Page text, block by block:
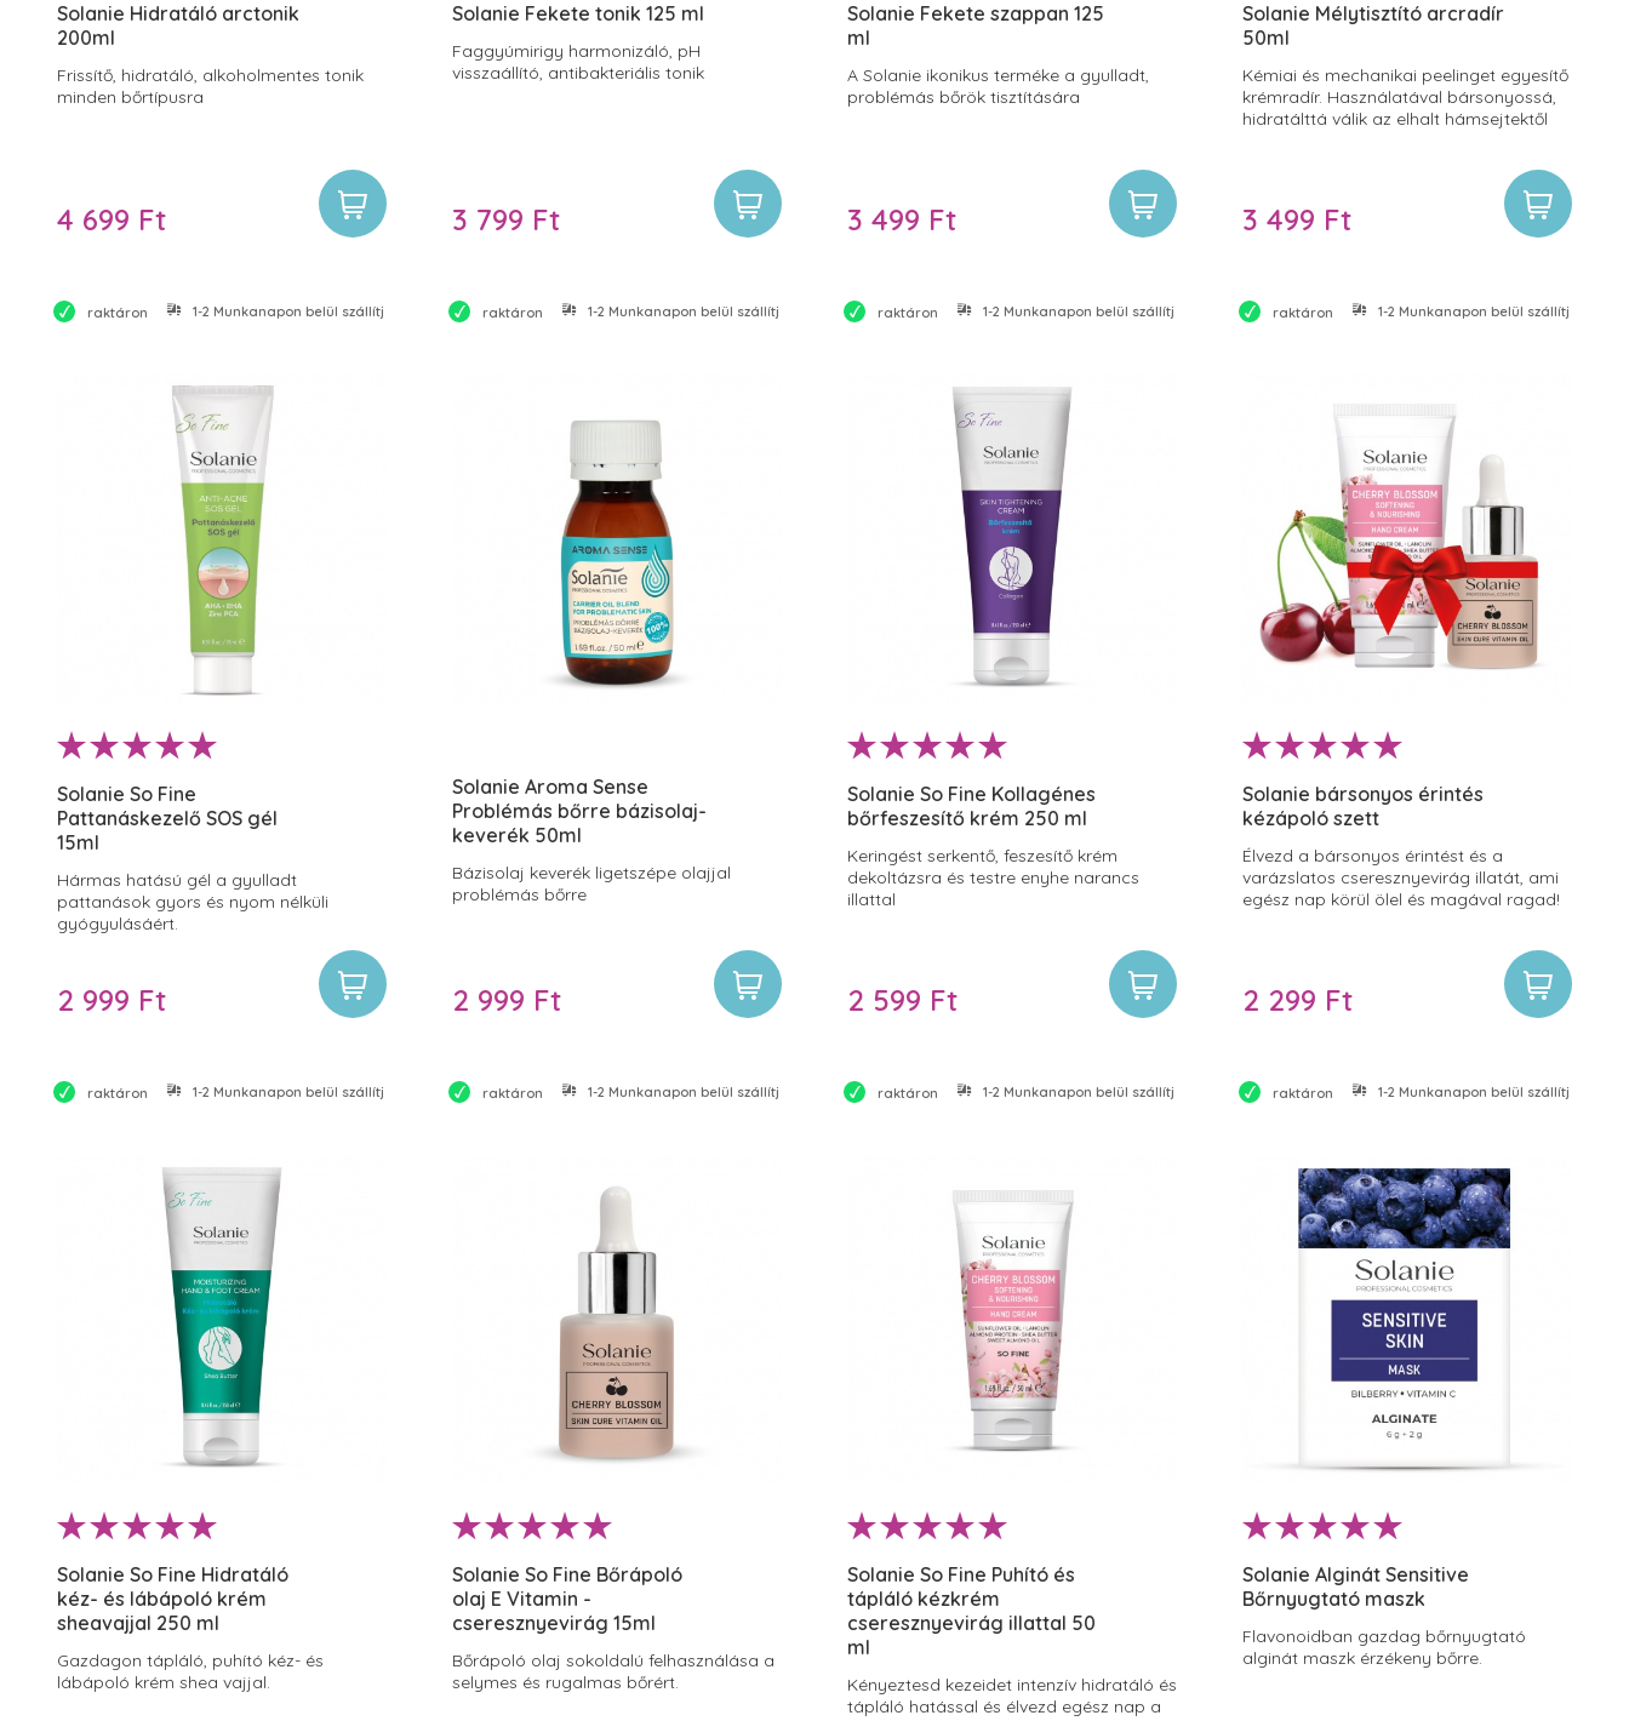
Solanie Hidratáló arctonik
200ml
Frissítő, hidratáló, alkoholmentes tonik
minden bőrtípusra
4 699 Ft
Solanie Fekete tonik 125 ml
Faggyúmirigy harmonizáló, pH
visszaállító, antibakteriális tonik
3 799 Ft
Solanie Fekete szappan 125
ml
A Solanie ikonikus terméke a gyulladt,
problémás bőrök tisztítására
3 499 Ft
Solanie Mélytisztító arcradír
50ml
Kémiai és mechanikai peelinget egyesítő
krémradír. Használatával bársonyossá,
hidratálttá válik az elhalt hámsejtektől
3 499 Ft
raktáron 1-2 Munkanapon belül szállítjuk
Solanie So Fine
Pattanáskezelő SOS gél
15ml
Hármas hatású gél a gyulladt
pattanások gyors és nyom nélküli
gyógyulásáért.
2 999 Ft
raktáron 1-2 Munkanapon belül szállítjuk
Solanie Aroma Sense
Problémás bőrre bázisolaj-
keverék 50ml
Bázisolaj keverék ligetszépe olajjal
problémás bőrre
2 999 Ft
raktáron 1-2 Munkanapon belül szállítjuk
Solanie So Fine Kollagénes
bőrfeszesítő krém 250 ml
Keringést serkentő, feszesítő krém
dekoltázsra és testre enyhe narancs
illattal
2 599 Ft
raktáron 1-2 Munkanapon belül szállítjuk
Solanie bársonyos érintés
kézápoló szett
Élvezd a bársonyos érintést és a
varázslatos cseresznyevirág illatát, ami
egész nap körül ölel és magával ragad!
2 299 Ft
raktáron 1-2 Munkanapon belül szállítjuk
Solanie So Fine Hidratáló
kéz- és lábápoló krém
sheavajjal 250 ml
Gazdagon tápláló, puhító kéz- és
lábápoló krém shea vajjal.
raktáron 1-2 Munkanapon belül szállítjuk
Solanie So Fine Bőrápoló
olaj E Vitamin -
cseresznyevirág 15ml
Bőrápoló olaj sokoldalú felhasználása a
selymes és rugalmas bőrért.
raktáron 1-2 Munkanapon belül szállítjuk
Solanie So Fine Puhító és
tápláló kézkrém
cseresznyevirág illattal 50
ml
Kényeztesd kezeidet intenzív hidratáló és
tápláló hatással és élvezd egész nap a
raktáron 1-2 Munkanapon belül szállítjuk
Solanie Alginát Sensitive
Bőrnyugtató maszk
Flavonoidban gazdag bőrnyugtató
alginát maszk érzékeny bőrre.